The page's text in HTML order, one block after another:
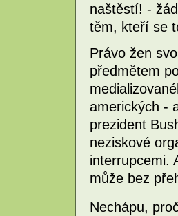
naštěstí! -
těm, kteří se
Právo žen
předmětem
amerických -
prezident
neziskové
interrupcemi.
může bez
Nechápu,